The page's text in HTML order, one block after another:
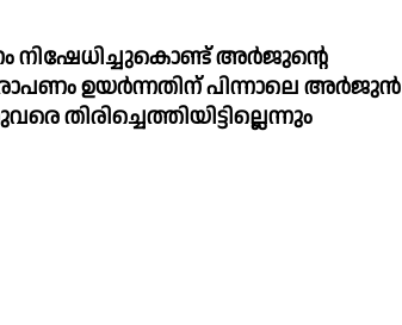
അര്‍ജുന്റെ
ഉയര്‍ന്നതിന് പിന്നാലെ അര്‍ജുൻ
തിരിച്ചെത്തിയിട്ടില്ലെന്നും